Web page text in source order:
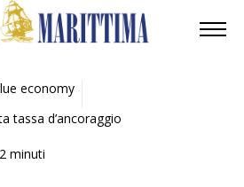
economy
tassa d’ancoraggio
2 minuti